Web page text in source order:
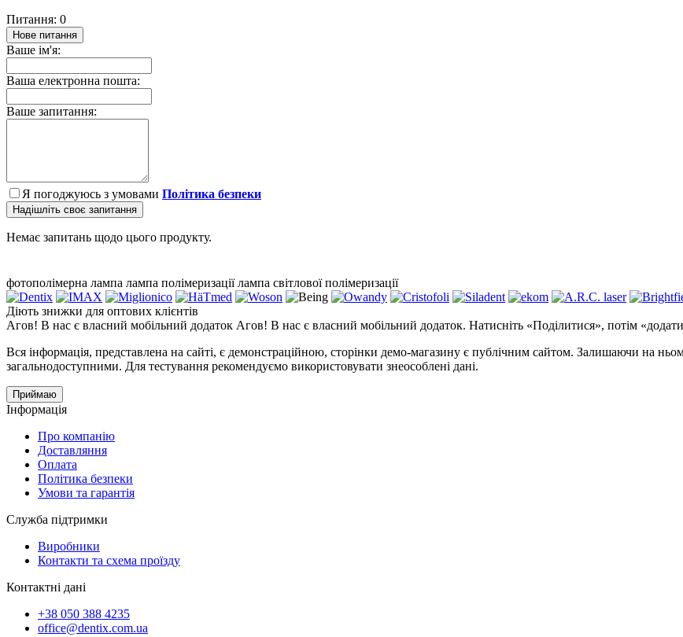
Питання: 0
Нове питання
Ваше ім'я:
Ваша електронна пошта:
Ваше запитання:
Я погоджуюсь з умовами Політика безпеки
Надішліть своє запитання
Немає запитань щодо цього продукту.
фотополімерна лампа лампа полімеризації лампа світлової полімеризації
Діють знижки для оптових клієнтів
Агов! В нас є власний мобільний додаток Агов! В нас є власний мобільний додаток. Натисніть «Поділитися», потім
Вся інформація, представлена ​​на сайті, є демонстраційною, сторінки демо-магазину є публічним сайтом. Залишаючи на
загальнодоступними. Для тестування рекомендуємо використовувати знеособлені дані.
Приймаю
Інформація
Про компанію
Доставляння
Оплата
Політика безпеки
Умови та гарантiя
Служба підтримки
Виробники
Контакти та схема проїзду
Контактні дані
+38 050 388 4235
office@dentix.com.ua